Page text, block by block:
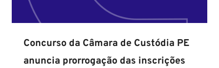
Concurso da Câmara de Custódia PE
anuncia prorrogação das inscrições